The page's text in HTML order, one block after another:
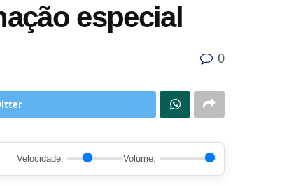
especial
0
Velocidade: Volume: